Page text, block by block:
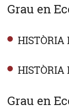
Grau en
HISTÒRIA
HISTÒRIA
Grau en